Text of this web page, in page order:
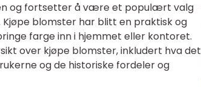
og fortsetter å være et populært valg
blomster har blitt en praktisk og
farge inn i hjemmet eller kontoret.
over kjøpe blomster, inkludert hva det
og de historiske fordeler og